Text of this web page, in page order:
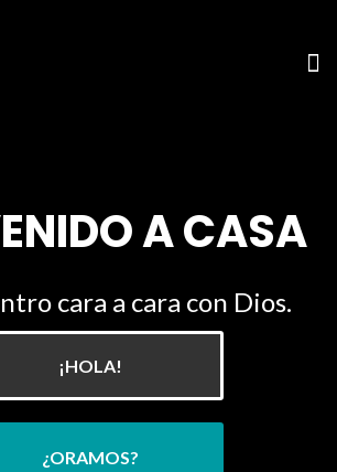
A CASA
cara a cara con Dios.
¡HOLA!
¿ORAMOS?